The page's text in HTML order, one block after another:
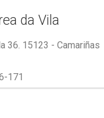
da Vila
36. 15123 - Camariñas
171